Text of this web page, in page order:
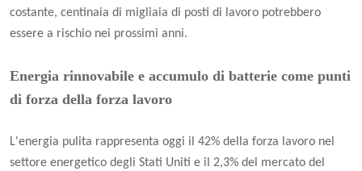
costante, centinaia di migliaia di posti di lavoro potrebbero
essere a rischio nei prossimi anni.
Energia rinnovabile e accumulo di batterie come punti
di forza della forza lavoro
L'energia pulita rappresenta oggi il 42% della forza lavoro nel
settore energetico degli Stati Uniti e il 2,3% del mercato del